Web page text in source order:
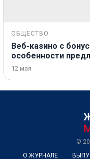
ОБЩЕСТВО
Веб-казино с
особенности
12 мая
©
О ЖУРНАЛЕ